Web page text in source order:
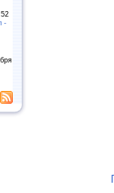
-